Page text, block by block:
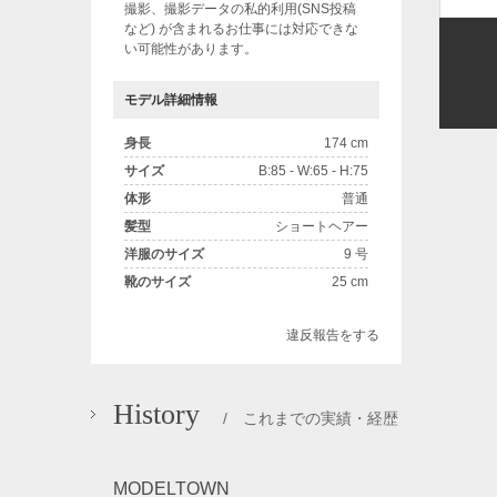
撮影、撮影データの私的利用(SNS投稿
など) が含まれるお仕事には対応できな
い可能性があります。
モデル詳細情報
身長
174 cm
サイズ
B:85 - W:65 - H:75
体形
普通
髪型
ショートヘアー
洋服のサイズ
9 号
靴のサイズ
25 cm
違反報告をする
History / これまでの実績・経歴
MODELTOWN